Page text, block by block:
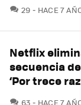
29 HACE 7
Netflix
secuencia
‘Por trece
63 HACE 7